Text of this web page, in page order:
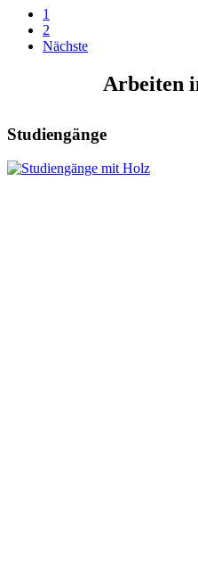
1
2
Nächste
Arbeiten
Studiengänge